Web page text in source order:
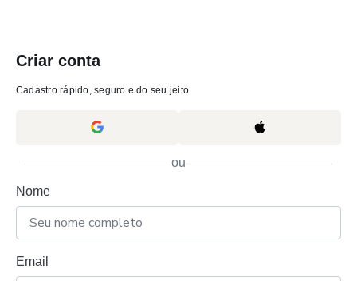
Criar conta
Cadastro rápido, seguro e do seu jeito.
ou
Nome
Email